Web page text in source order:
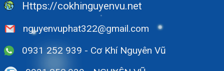
Https://cokhinguyenvu.net
nguyenvuphat322@gmail.com
0931 252 939 - Cơ Khí Nguyên Vũ